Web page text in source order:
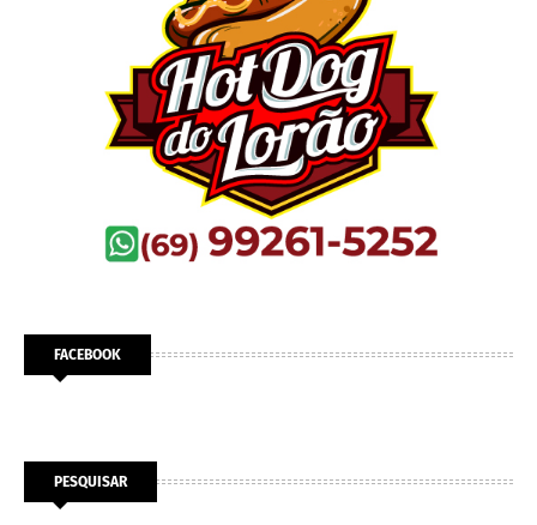
FACEBOOK
PESQUISAR